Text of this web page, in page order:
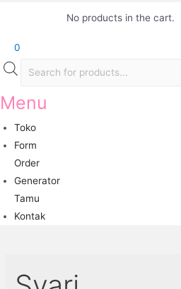
konten
No products in the cart.
0
Products
Menu
Toko
Form
Order
Generator
Tamu
Kontak